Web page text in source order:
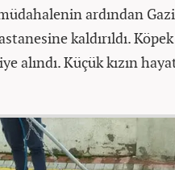
ardından
kaldırıldı. Köpek
alındı. Küçük kızın